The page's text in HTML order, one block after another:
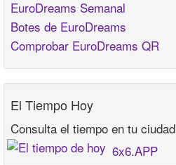
EuroDreams Semanal
Botes de EuroDreams
Comprobar EuroDreams QR
El Tiempo Hoy
Consulta el tiempo en tu ciudad
6x6.APP